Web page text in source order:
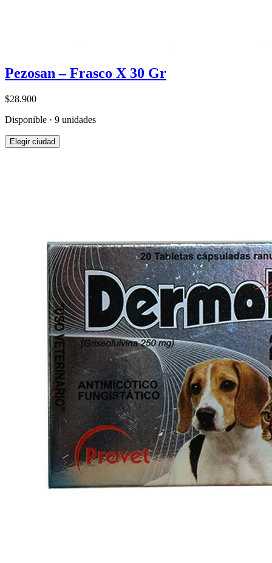
Pezosan – Frasco X 30 Gr
$28.900
Disponible · 9 unidades
Elegir ciudad